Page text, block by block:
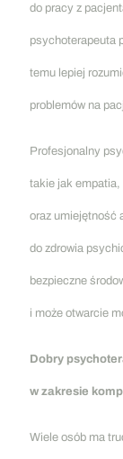
do pracy z
psychoterapeuta
temu lepiej
problemów na
Profesjonalny
takie jak empatia,
oraz umiejętność
do zdrowia
bezpieczne
i może otwarcie
Dobry
w zakresie
Wiele osób ma